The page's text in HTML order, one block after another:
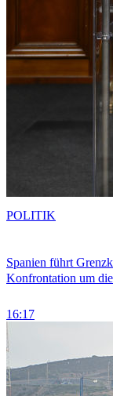
Spanien führt
Konfrontation um
16:17
POLITIK